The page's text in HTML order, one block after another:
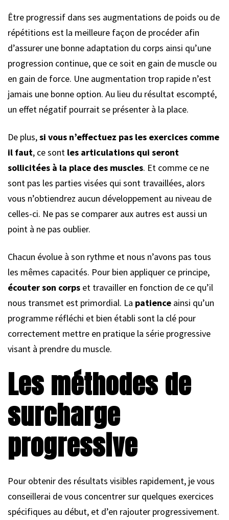
Être progressif dans ses augmentations de poids ou de
répétitions est la meilleure façon de procéder afin
d’assurer une bonne adaptation du corps ainsi qu’une
progression continue, que ce soit en gain de muscle ou
en gain de force. Une augmentation trop rapide n’est
jamais une bonne option. Au lieu du résultat escompté,
un effet négatif pourrait se présenter à la place.
De plus,si vous n’effectuez pas les exercices comme
il faut, ce sont les articulations qui seront
sollicitées à la place des muscles. Et comme ce ne
sont pas les parties visées qui sont travaillées, alors
vous n’obtiendrez aucun développement au niveau de
celles-ci. Ne pas se comparer aux autres est aussi un
point à ne pas oublier.
Chacun évolue à son rythme et nous n’avons pas tous
les mêmes capacités. Pour bien appliquer ce principe,
écouter son corps et travailler en fonction de ce qu’il
nous transmet est primordial. La patience ainsi qu’un
programme réfléchi et bien établi sont la clé pour
correctement mettre en pratique la série progressive
visant à prendre du muscle.
Les méthodes de
surcharge
progressive
Pour obtenir des résultats visibles rapidement, je vous
conseillerai de vous concentrer sur quelques exercices
spécifiques au début, et d’en rajouter progressivement.